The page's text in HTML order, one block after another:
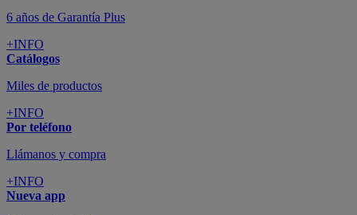
6 años de Garantía Plus
+INFO
Catálogos
Miles de productos
+INFO
Por teléfono
Llámanos y compra
+INFO
Nueva app